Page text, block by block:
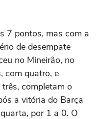
7 pontos, mas com a
de desempate
no Mineirão, no
com quatro, e
completam o
a vitória do Barça
por 1 a 0. O